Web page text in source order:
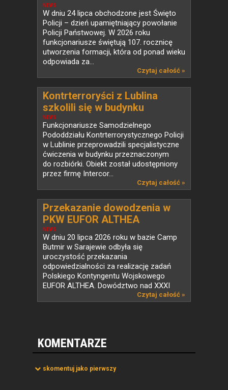
NEWS
W dniu 24 lipca obchodzone jest Święto
Policji – dzień upamiętniający powołanie
Policji Państwowej. W 2026 roku
funkcjonariusze świętują 107. rocznicę
utworzenia formacji, która od ponad wieku
odpowiada za...
Czytaj całość »
NEWS
Kontrterroryści z Lublina
szkolili się w budynku
przeznaczonym do rozbiórki
Funkcjonariusze Samodzielnego
Pododdziału Kontrterrorystycznego Policji
w Lublinie przeprowadzili specjalistyczne
ćwiczenia w budynku przeznaczonym
do rozbiórki. Obiekt został udostępniony
przez firmę Intercor...
Czytaj całość »
NEWS
Przekazanie dowodzenia w
PKW EUFOR ALTHEA
W dniu 20 lipca 2026 roku w bazie Camp
Butmir w Sarajewie odbyła się
uroczystość przekazania
odpowiedzialności za realizację zadań
Polskiego Kontyngentu Wojskowego
EUFOR ALTHEA. Dowództwo nad XXXI
Czytaj całość »
KOMENTARZE
skomentuj jako pierwszy